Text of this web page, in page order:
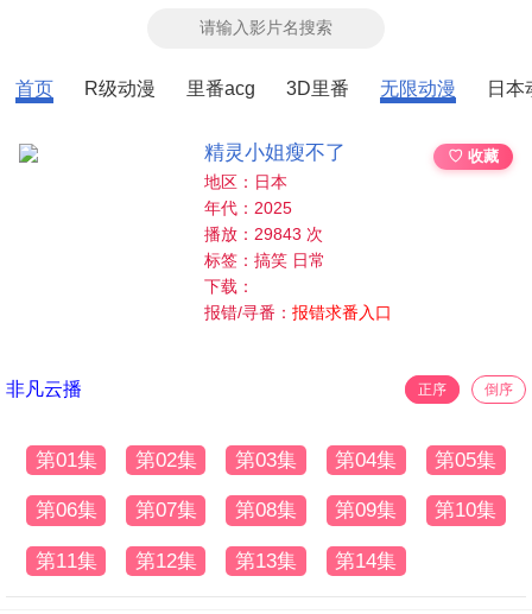
首页 R级动漫 里番acg 3D里番 无限动漫 日本
精灵小姐瘦不了
♡ 收藏
地区：日本
年代：2025
播放：29843 次
标签：搞笑 日常
下载：
报错/寻番：报错求番入口
非凡云播 正序 倒序
第01集 第02集 第03集 第04集 第05集
第06集 第07集 第08集 第09集 第10集
第11集 第12集 第13集 第14集